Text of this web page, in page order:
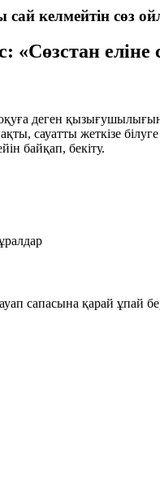
келмейтін сөз
еліне
деген
сауатты жеткізе
байқап, бекіту.
сапасына қарай ұпай